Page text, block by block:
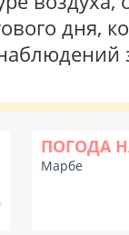
дня,
ПОГОДА
Марбе